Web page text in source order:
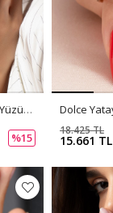
Octave Way Mineli Altın Yüzük PI0242
%15 15.661 TL
18.425 TL